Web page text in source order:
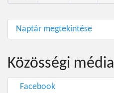
Naptár megtekintése
Közösségi média
Facebook